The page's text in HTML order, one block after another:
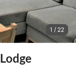
1 / 22